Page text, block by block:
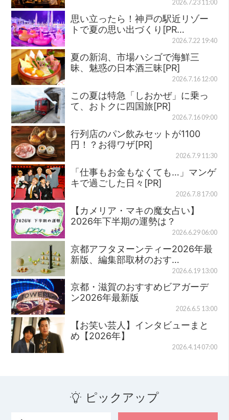
2026.7.23 11:00
思い立ったら！神戸の駅近リゾー
トで夏の思い出づくり[PR…
2026.7.22 19:40
夏の新潟、市場ハシゴで海鮮三
昧、魅惑の日本酒三昧[PR]
2026.7.16 12:00
この夏は特急「しおかぜ」に乗っ
て、おトクに四国旅[PR]
2026.7.16 09:00
行列店のパン飲みセットが1100
円！？お得ワザ[PR]
2026.7.9 11:30
「仕事もお金もなくても…」マンゲ
キで過ごした日々[PR]
2026.7.8 17:00
【カメリア・マキの魔女占い】
2026年下半期の運勢は？
2026.6.29 06:00
京都アフタヌーンティー2026年最
新版、編集部取材のおす…
2026.6.19 13:00
京都・滋賀のおすすめビアガーデ
ン2026年最新版
2026.6.5 13:00
【お笑い芸人】インタビューまと
め【2026年】
2026.4.14 07:00
ピックアップ